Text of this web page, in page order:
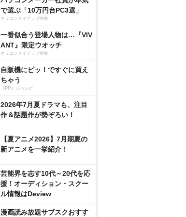
で選ぶ「10万円台PC3選」
オリコンタイアップ特集
一番似合う登場人物は…『VIV
ANT』限定ウオッチ
オリコンタイアップ特集
自販機にピッ！ですぐに買え
ちゃう
（PR）ジハンピ
2026年7月夏ドラマも、注目
作＆話題作が勢ぞろい！
【夏アニメ2026】7月期夏の
新アニメを一挙紹介！
芸能界を志す10代～20代を応
援！オーディション・スクー
ル情報はDeview
漫画読み放題サブスクおすす